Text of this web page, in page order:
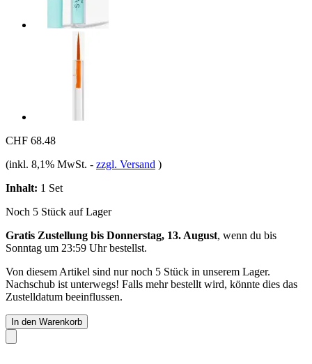
CHF 68.48
(inkl. 8,1% MwSt. - zzgl. Versand )
Inhalt: 1 Set
Noch 5 Stück auf Lager
Gratis Zustellung bis Donnerstag, 13. August, wenn du bis
Sonntag um 23:59 Uhrbestellst.
Von diesem Artikel sind nur noch 5 Stück in unserem Lager.
Nachschub ist unterwegs! Falls mehr bestellt wird, könnte dies das
Zustelldatum beeinflussen.
In den Warenkorb